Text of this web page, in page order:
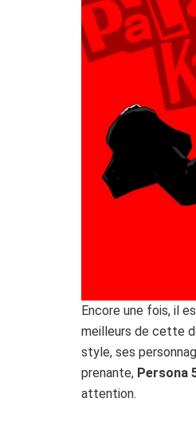
Encore une fois, il
meilleurs de cette
style, ses
prenante, Persona
attention.